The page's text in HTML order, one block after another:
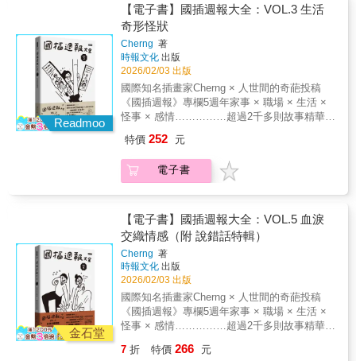
《國插週報大全》第1冊：「奇葩家庭百態」～
◢◢◢ VOL.1 奇葩家庭百態越親近的人，愛恨
情仇越是猛烈……………也許你會因此更愛自
己的家人（家是避風港也是修羅場，讓我們來
看看別人家裡是什麼瘋狂的樣子。）這本集結
了世上萬千家庭內部的各種荒唐戲碼。從父母
手足阿公阿嬤各種親戚甚至到公婆，血濃於
水，彼此間有多愛就有多恨，每個人個性都極
完會發現，這世界上原來有如此多考驗人類底
人。
式」。各種荒誕的、爆笑的、詭異的讀者投稿
故事，經由作者Cherng aka國插手中畫筆的巧
妙轉化下，變身成一齣齣讓人看著看著就笑了
的「人間怪奇圖文集錦」，更是我們每個人和
國插一起完成的荒謬史。《國插週報大全》是
《國插週報》專欄5年以來的精華集結，從超過
2千多則故事投稿之中，精選出5大爆笑主題，
本本都精采絕倫：1 「奇葩家庭百態」2 「職場
腥風血雨」3 「生活奇形怪狀」4 「人間荒唐怪
事」5 「血淚交織情感」（附 說錯話特輯）全
證Cherng這些年嘔心瀝血、畫到發瘋的創作心
路，是他與人世間的奇葩投稿所締結的一段良
緣火花，也是屬於你與我之間的共同記憶，非
《國插週報大全》第2冊：「職場腥風血雨」～
◢◢◢ VOL.2 職場腥風血雨職場就是人間的阿
鼻地獄……………應該能獲得一絲心靈上的平
衡（既然暫時逃離不了地獄，不如就來看看其
他人的地獄長什麼樣子。）這本集結了各行各
業的災難現場。怪老闆、雷同事或荒謬面試經
驗等職場百態，呈現出來的都是每個投稿者的
血與淚。我自己雖然沒親身經歷過職場生活，
們，都是社會裡勇敢的鬥士。這本書雖然無法
Readmoo
【電子書】國插週報大全：VOL.3 生活
奇形怪狀
Cherng 著
時報文化 出版
2026/02/03 出版
國際知名插畫家Cherng × 人世間的奇葩投稿
《國插週報》專欄5週年家事 × 職場 × 生活 ×
怪事 × 感情……………超過2千多則故事精華集
「生活奇形怪狀」～■ 家事 × 職場 × 生活 × 怪
事 × 感情 奇聞怪事代表作有句話這樣說：「週
日看國師週一看國插」。《國插週報》自2020
式」。各種荒誕的、爆笑的、詭異的讀者投稿
故事，經由作者Cherng aka國插手中畫筆的巧
妙轉化下，變身成一齣齣讓人看著看著就笑了
的「人間怪奇圖文集錦」，更是我們每個人和
國插一起完成的荒謬史。《國插週報大全》是
《國插週報》專欄5年以來的精華集結，從超過
2千多則故事投稿之中，精選出5大爆笑主題，
本本都精采絕倫：1 「奇葩家庭百態」2 「職場
腥風血雨」3 「生活奇形怪狀」4 「人間荒唐怪
事」5 「血淚交織情感」（附 說錯話特輯）全
特價 252 元
電子書
金石堂
【電子書】國插週報大全：VOL.5 血淚
交織情感（附 說錯話特輯）
Cherng 著
時報文化 出版
2026/02/03 出版
國際知名插畫家Cherng × 人世間的奇葩投稿
《國插週報》專欄5週年家事 × 職場 × 生活 ×
怪事 × 感情……………超過2千多則故事精華集
「血淚交織情感」（附 說錯話特輯）～■ 家事
7 折 特價 266 元